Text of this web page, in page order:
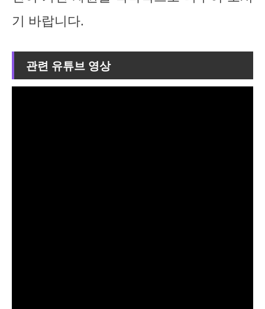
기 바랍니다.
관련 유튜브 영상